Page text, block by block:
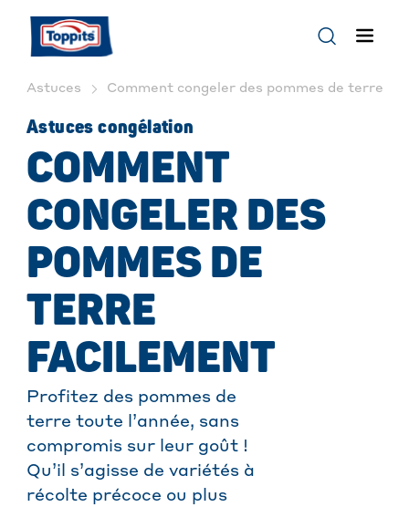
Astuces Comment congeler des pommes de terre
Astuces congélation
COMMENT
CONGELER DES
POMMES DE
TERRE
FACILEMENT
Profitez des pommes de
terre toute l’année, sans
compromis sur leur goût !
Qu’il s’agisse de variétés à
récolte précoce ou plus